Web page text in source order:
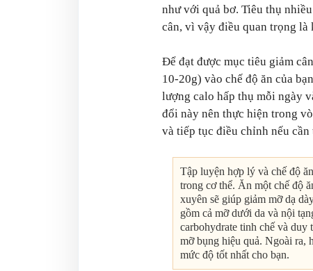
như với quả bơ. Tiêu thụ
cân, vì vậy điều quan trọng là
Để đạt được mục tiêu giảm
10-20g) vào chế độ ăn của
lượng calo hấp thụ mỗi ngày
đổi này nên thực hiện trong
và tiếp tục điều chỉnh nếu cần
Tập luyện hợp lý và chế độ
trong cơ thể. Ăn một chế độ
xuyên sẽ giúp giảm mỡ dạ
gồm cả mỡ dưới da và nội
carbohydrate tinh chế và duy
mỡ bụng hiệu quả. Ngoài ra,
mức độ tốt nhất cho bạn.